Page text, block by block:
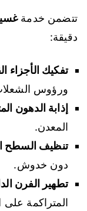
تتضمن خدمة
دقيقة:
تفكيك الأجزاء
ورؤوس
إذابة الدهون
المعدن.
تنظيف السطح
دون خدوش.
تطهير الفرن
المتراكمة على